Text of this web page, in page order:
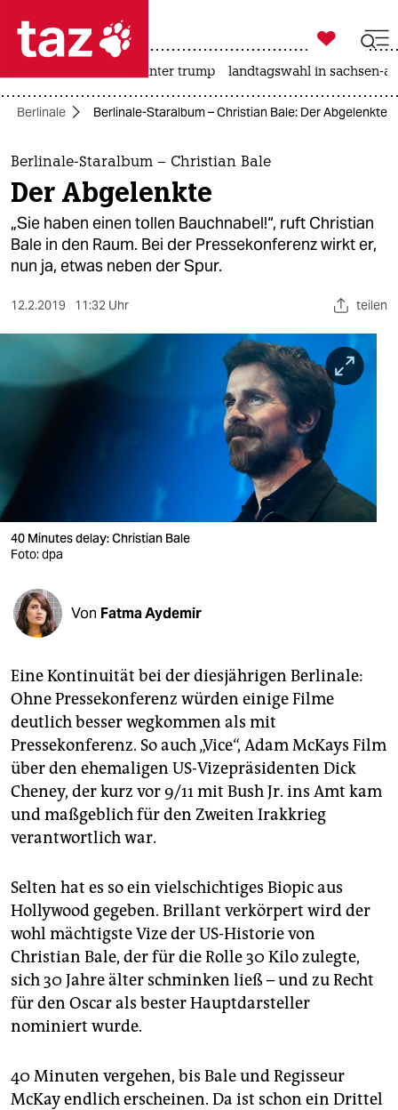
 taz zahl ich
taz zahl ich
themen
politik
öko
gesellschaft
verlag
verlag
veranstaltungen
shop
unterstützen
abo
genossenschaft
epaper login

taz zahl ich
usa unter trump landtagswahl in sachsen-
Berlinale Berlinale-Staralbum – Christian Bale: Der Abgelenkte
Berlinale-Staralbum – Christian Bale
Der Abgelenkte
„Sie haben einen tollen Bauchnabel!“, ruft Christian
Bale in den Raum. Bei der Pressekonferenz wirkt er,
nun ja, etwas neben der Spur.
12.2.2019 11:32 Uhr teilen
40 Minutes delay: Christian Bale
Foto: dpa
Von Fatma Aydemir
Eine Kontinuität bei der diesjährigen Berlinale:
Ohne Pressekonferenz würden einige Filme
deutlich besser wegkommen als mit
Pressekonferenz. So auch „Vice“, Adam McKays Film
über den ehemaligen US-Vizepräsidenten Dick
Cheney, der kurz vor 9/11 mit Bush Jr. ins Amt kam
und maßgeblich für den Zweiten Irakkrieg
verantwortlich war.
Selten hat es so ein vielschichtiges Biopic aus
Hollywood gegeben. Brillant verkörpert wird der
wohl mächtigste Vize der US-Historie von
Christian Bale, der für die Rolle 30 Kilo zulegte,
sich 30 Jahre älter schminken ließ – und zu Recht
für den Oscar als bester Hauptdarsteller
nominiert wurde.
40 Minuten vergehen, bis Bale und Regisseur
McKay endlich erscheinen. Da ist schon ein Drittel